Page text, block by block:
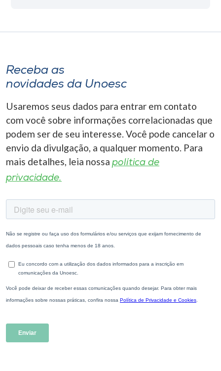
Receba as
novidades da Unoesc
Usaremos seus dados para entrar em contato
com você sobre informações correlacionadas que
podem ser de seu interesse. Você pode cancelar o
envio da divulgação, a qualquer momento. Para
mais detalhes, leia nossa política de
privacidade.